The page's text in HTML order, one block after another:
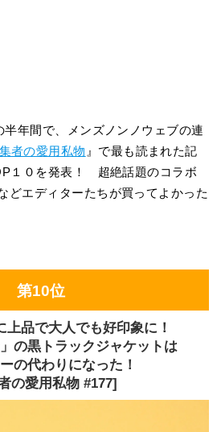
半年間で、メンズノンノウェブの連
者の愛用私物 』で最も読まれた記
１０を発表！ 超絶話題のコラボ
どエディターたちが買ってよかった
第10位
上品で大人でも好印象に！
」の黒トラックジャケットは
の代わりになった！
の愛用私物 #177]